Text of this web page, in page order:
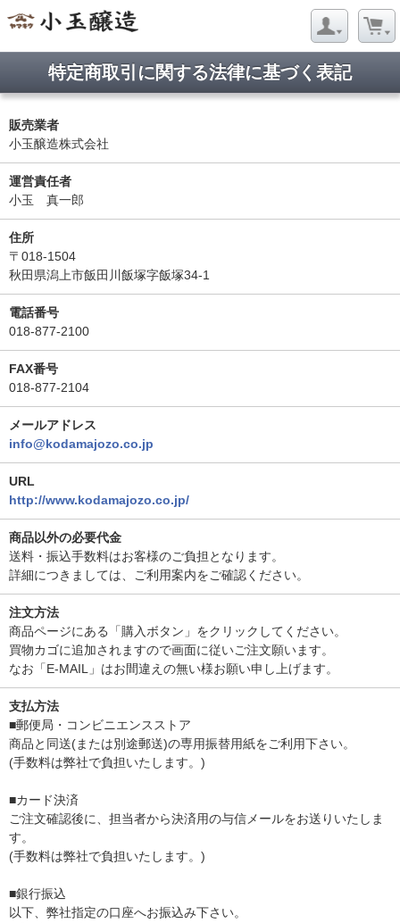
特定商取引に関する法律に基づく表記
販売業者
小玉醸造株式会社
運営責任者
小玉 真一郎
住所
〒018-1504
秋田県潟上市飯田川飯塚字飯塚34-1
電話番号
018-877-2100
FAX番号
018-877-2104
メールアドレス
info@kodamajozo.co.jp
URL
http://www.kodamajozo.co.jp/
商品以外の必要代金
送料・振込手数料はお客様のご負担となります。
詳細につきましては、ご利用案内をご確認ください。
注文方法
商品ページにある「購入ボタン」をクリックしてください。
買物カゴに追加されますので画面に従いご注文願います。
なお「E-MAIL」はお間違えの無い様お願い申し上げます。
支払方法
■郵便局・コンビニエンスストア
商品と同送(または別途郵送)の専用振替用紙をご利用下さい。
(手数料は弊社で負担いたします。)
■カード決済
ご注文確認後に、担当者から決済用の与信メールをお送りいたしま
す。
(手数料は弊社で負担いたします。)
■銀行振込
以下、弊社指定の口座へお振込み下さい。